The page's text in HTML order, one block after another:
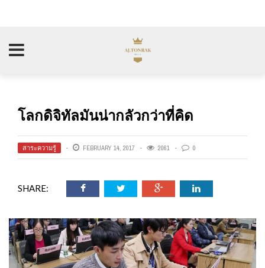
โลกดิจิทัลมันน่ากลัวกว่าที่คิด
สาระความรู้ FEBRUARY 14, 2017 2061 0
SHARE: